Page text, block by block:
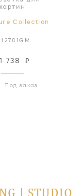
картин
Collection
738 ₽
Под заказ
| STUDIO